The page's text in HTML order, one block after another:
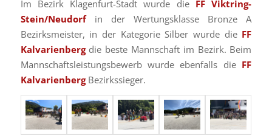
Im Bezirk Klagenfurt-Stadt wurde die FF Viktring-
Stein/Neudorfin der Wertungsklasse Bronze A
Bezirksmeister, in der Kategorie Silber wurde die FF
Kalvarienbergdie beste Mannschaft im Bezirk. Beim
Mannschaftsleistungsbewerb wurde ebenfalls die FF
KalvarienbergBezirkssieger.